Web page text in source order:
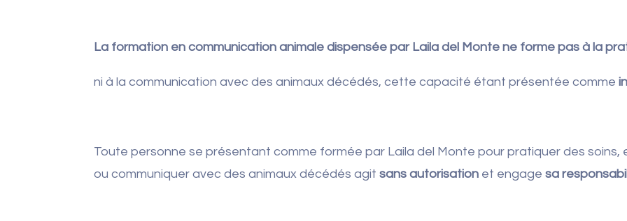
La formation en communication animale dispensée par Laila del Monte ne forme pas à la
ni à la communication avec des animaux décédés, cette capacité étant présentée comme
Toute personne se présentant comme formée par Laila del Monte pour pratiquer des soins,
ou communiquer avec des animaux décédés agitsans autorisation et engagesa